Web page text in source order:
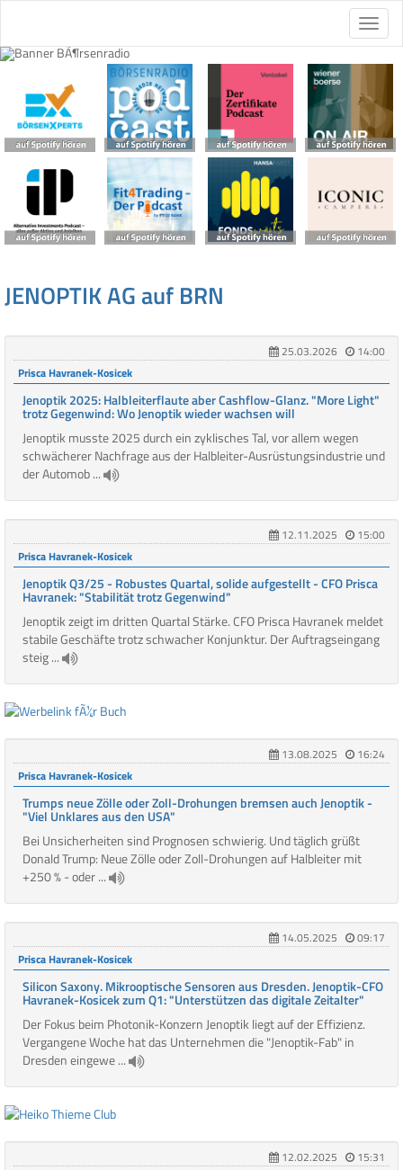
JENOPTIK AG auf BRN
25.03.2026
14:00
Prisca Havranek-Kosicek
Jenoptik 2025: Halbleiterflaute aber Cashflow-Glanz. "More Light"
trotz Gegenwind: Wo Jenoptik wieder wachsen will
Jenoptik musste 2025 durch ein zyklisches Tal, vor allem wegen
schwächerer Nachfrage aus der Halbleiter-Ausrüstungsindustrie und
der Automob ...
12.11.2025
15:00
Prisca Havranek-Kosicek
Jenoptik Q3/25 - Robustes Quartal, solide aufgestellt - CFO Prisca
Havranek: "Stabilität trotz Gegenwind"
Jenoptik zeigt im dritten Quartal Stärke. CFO Prisca Havranek meldet
stabile Geschäfte trotz schwacher Konjunktur. Der Auftragseingang
steig ...
13.08.2025
16:24
Prisca Havranek-Kosicek
Trumps neue Zölle oder Zoll-Drohungen bremsen auch Jenoptik -
"Viel Unklares aus den USA"
Bei Unsicherheiten sind Prognosen schwierig. Und täglich grüßt
Donald Trump: Neue Zölle oder Zoll-Drohungen auf Halbleiter mit
+250 % - oder ...
14.05.2025
09:17
Prisca Havranek-Kosicek
Silicon Saxony. Mikrooptische Sensoren aus Dresden. Jenoptik-CFO
Havranek-Kosicek zum Q1: "Unterstützen das digitale Zeitalter"
Der Fokus beim Photonik-Konzern Jenoptik liegt auf der Effizienz.
Vergangene Woche hat das Unternehmen die "Jenoptik-Fab" in
Dresden eingewe ...
12.02.2025
15:31